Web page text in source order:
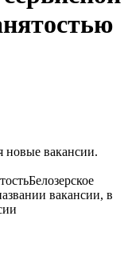
новые вакансии.
Белозерское
вакансии, в